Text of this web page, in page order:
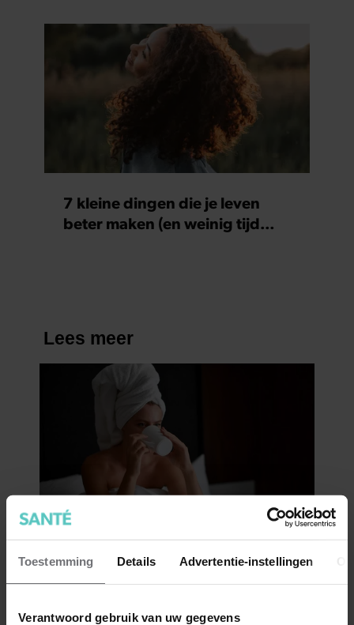
Toestemming Details Advertentie-instellingen
Verantwoord gebruik van uw gegevens
7 kleine dingen die je leven
beter maken (en weinig tijd